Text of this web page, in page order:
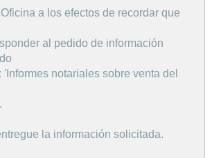
a los efectos de recordar que
al pedido de información
notariales sobre venta del
la información solicitada.